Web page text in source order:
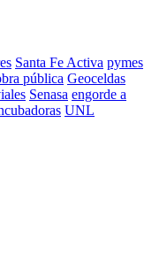
Santa Fe Activa pymes
pública Geoceldas
Senasa engorde a
UNL